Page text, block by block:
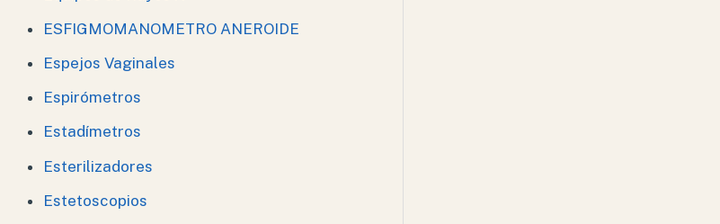
ESFIGMOMANOMETRO ANEROIDE
Espejos Vaginales
Espirómetros
Estadímetros
Esterilizadores
Estetoscopios